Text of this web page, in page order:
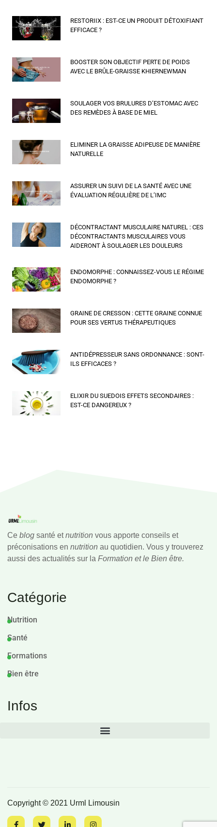
RESTORIIX : EST-CE UN PRODUIT DÉTOXIFIANT
EFFICACE ?
BOOSTER SON OBJECTIF PERTE DE POIDS
AVEC LE BRÛLE-GRAISSE KHIERNEWMAN
SOULAGER VOS BRULURES D’ESTOMAC AVEC
DES REMÈDES À BASE DE MIEL
ELIMINER LA GRAISSE ADIPEUSE DE MANIÈRE
NATURELLE
ASSURER UN SUIVI DE LA SANTÉ AVEC UNE
ÉVALUATION RÉGULIÈRE DE L’IMC
DÉCONTRACTANT MUSCULAIRE NATUREL : CES
DÉCONTRACTANTS MUSCULAIRES VOUS
AIDERONT À SOULAGER LES DOULEURS
ENDOMORPHE : CONNAISSEZ-VOUS LE RÉGIME
ENDOMORPHE ?
GRAINE DE CRESSON : CETTE GRAINE CONNUE
POUR SES VERTUS THÉRAPEUTIQUES
ANTIDÉPRESSEUR SANS ORDONNANCE : SONT-
ILS EFFICACES ?
ELIXIR DU SUEDOIS EFFETS SECONDAIRES :
EST-CE DANGEREUX ?
Ce blog santé etnutrition vous apporte conseils et
préconisations en nutrition au quotidien. Vous y trouverez
aussi des actualités sur la Formation et le Bien être.
Catégorie
Nutrition
Santé
Formations
Bien être
Infos
Copyright © 2021 Urml Limousin